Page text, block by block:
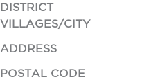
DISTRICT
VILLAGES/CITY
ADDRESS
POSTAL CODE